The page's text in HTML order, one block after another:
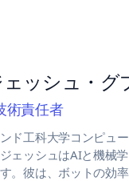
ッシュ・グ
術責任者
ド工科大学コンピュ
ェッシュはAIと機械
。彼は、ボットの効